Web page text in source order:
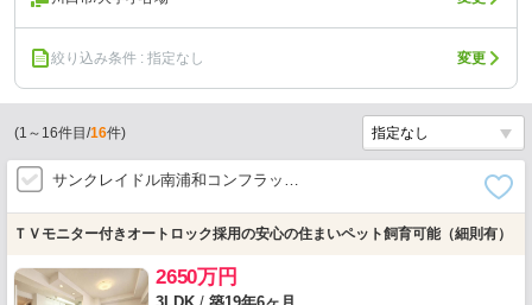
絞り込み条件 : 指定なし 変更
(1 ～ 16件目/16件)
サンクレイドル南浦和コンフラッ…
ＴＶモニター付きオートロック採用の安心の住まいペット飼育可能（細則有）
2650万円